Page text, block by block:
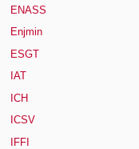
ENASS
Enjmin
ESGT
IAT
ICH
ICSV
IFFI